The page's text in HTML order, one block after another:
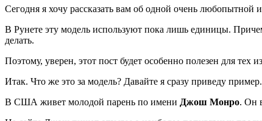
Сегодня я хочу рассказать вам об одной очень
В Рунете эту модель используют пока лишь единицы.
делать.
Поэтому, уверен, этот пост будет особенно полезен для тех
Итак. Что же это за модель? Давайте я сразу приведу пример.
В США живет молодой парень по имени Джош Монро. Он